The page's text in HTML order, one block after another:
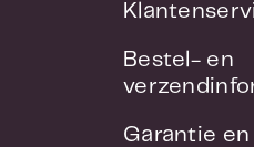
Bestel- en
Garantie